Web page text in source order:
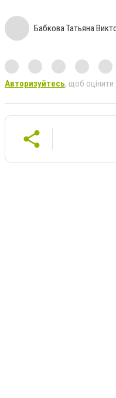
Бабкова Татьяна
Авторизуйтесь, щоб оцінити